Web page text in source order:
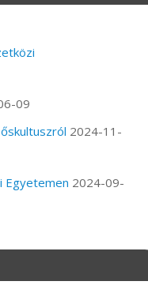
09
2024-11-
Egyetemen 2024-09-